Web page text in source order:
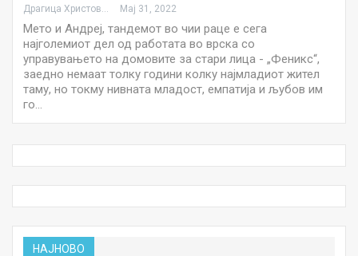
Мај 31, 2022
Мето и Андреј, тандемот во чии раце е сега
најголемиот дел од работата во врска со
управувањето на домовите за стари лица - „Феникс“,
заедно немаат толку години колку најмладиот жител
таму, но токму нивната младост, емпатија и љубов им
го…
НАЈНОВО